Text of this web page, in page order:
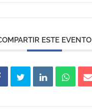
ESTE EVENTO